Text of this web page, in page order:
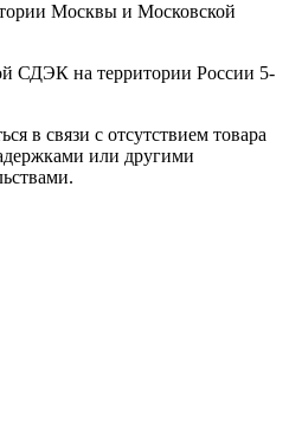
Москвы и Московской
СДЭК на территории России 5-
в связи с отсутствием товара
или другими